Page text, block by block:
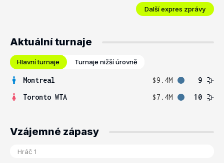
Další expres zprávy
Aktuální turnaje
Hlavní turnaje Turnaje nižší úrovně
Montreal $9.4M
9
Toronto WTA
$7.4M 10
Vzájemné zápasy